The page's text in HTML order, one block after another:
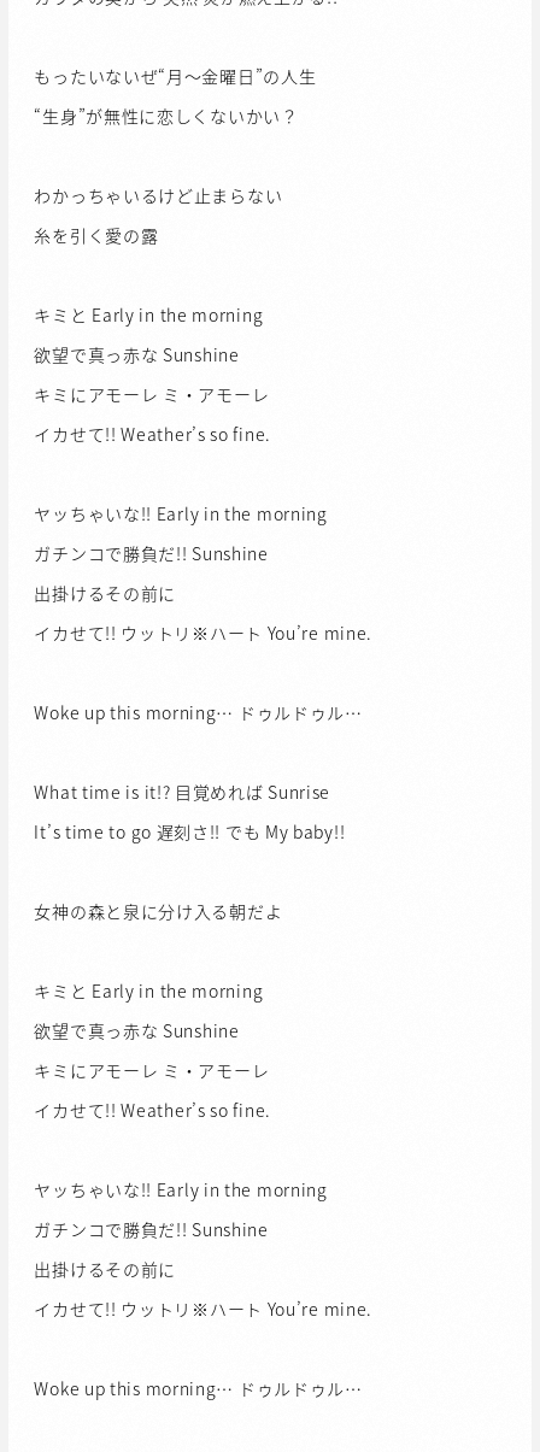
もったいないぜ“月～金曜日”の人生
“生身”が無性に恋しくないかい？
わかっちゃいるけど止まらない
糸を引く愛の露
キミと Early in the morning
欲望で真っ赤な Sunshine
キミにアモーレ ミ・アモーレ
イカせて!! Weather’s so fine.
ヤッちゃいな!! Early in the morning
ガチンコで勝負だ!! Sunshine
出掛けるその前に
イカせて!! ウットリ※ハート You’re mine.
Woke up this morning… ドゥルドゥル…
What time is it!? 目覚めれば Sunrise
It’s time to go 遅刻さ!! でも My baby!!
女神の森と泉に分け入る朝だよ
キミと Early in the morning
欲望で真っ赤な Sunshine
キミにアモーレ ミ・アモーレ
イカせて!! Weather’s so fine.
ヤッちゃいな!! Early in the morning
ガチンコで勝負だ!! Sunshine
出掛けるその前に
イカせて!! ウットリ※ハート You’re mine.
Woke up this morning… ドゥルドゥル…